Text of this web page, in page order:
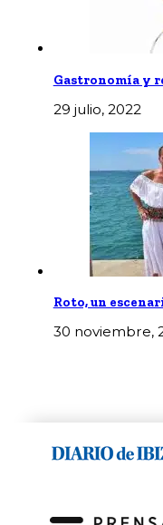
Gastronomía y
29 julio, 2022
Roto, un
30 noviembre,